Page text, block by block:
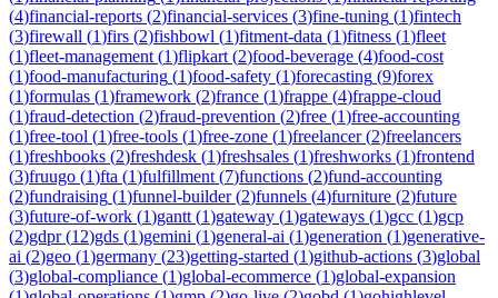
(4)financial-reports (2)financial-services (3)fine-tuning (1)fintech
(3)firewall (1)firs (2)fishbowl (1)fitment-data (1)fitness (1)fleet
(1)fleet-management (1)flipkart (2)food-beverage (4)food-cost
(1)food-manufacturing (1)food-safety (1)forecasting (9)forex
(1)formulas (1)framework (2)france (1)frappe (4)frappe-cloud
(1)fraud-detection (2)fraud-prevention (2)free (1)free-accounting
(1)free-tool (1)free-tools (1)free-zone (1)freelancer(2)freelancers
(1)freshbooks (2)freshdesk (1)freshsales (1)freshworks (1)frontend
(3)fruugo (1)fta (1)fulfillment (7)functions (2)fund-accounting
(2)fundraising (1)funnel-builder(2)funnels (4)furniture (2)future
(3)future-of-work (1)gantt (1)gateway (1)gateways (1)gcc (1)gcp
(2)gdpr(12)gds (1)gemini (1)general-ai (1)generation (1)generative-
ai (2)geo (1)germany (23)getting-started (1)github-actions (3)global
(3)global-compliance (1)global-ecommerce (1)global-expansion